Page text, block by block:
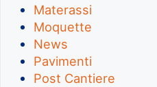
Materassi
Moquette
News
Pavimenti
Post Cantiere